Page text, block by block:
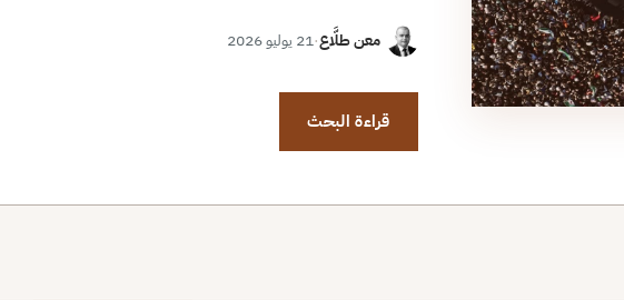
معن طلَّاع·21 يوليو 2026
قراءة البحث